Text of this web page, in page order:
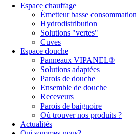
Espace chauffage
Émetteur basse consommation
Hydrodistribution
Solutions "vertes"
Cuves
Espace douche
Panneaux VIPANEL®
Solutions adaptées
Parois de douche
Ensemble de douche
Receveurs
Parois de baignoire
Où trouver nos produits ?
Actualités